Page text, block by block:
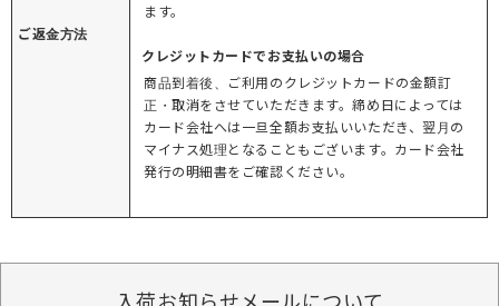
ご返金方法
ます。
クレジットカードでお支払いの場合
商品到着後、ご利用のクレジットカードの金額訂
正・取消をさせていただきます。締め日によっては
カード会社へは一旦全額お支払いいただき、翌月の
マイナス処理となることもございます。カード会社
発行の明細書をご確認ください。